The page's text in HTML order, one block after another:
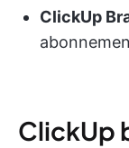
ClickUp
ClickUp